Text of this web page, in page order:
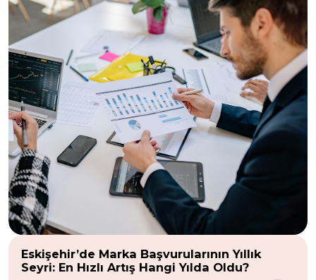
Eskişehir’de Marka Başvurularının Yıllık
Seyri: En Hızlı Artış Hangi Yılda Oldu?